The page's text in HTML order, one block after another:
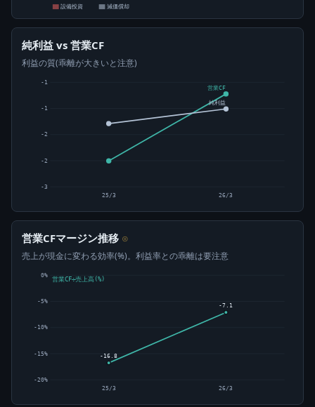
設備投資
減価償却
純利益 vs 営業CF
利益の質(乖離が大きいと注意)
-3
-2
-2
-1
-1
営業CF
純利益
25/3 26/3
営業CFマージン推移 ⊙
売上が現金に変わる効率(%)。利益率との乖離は要注意
-20%
-15%
-10%
-5%
0%
-16.8
25/3
-7.1
26/3
営業CF÷売上高(%)